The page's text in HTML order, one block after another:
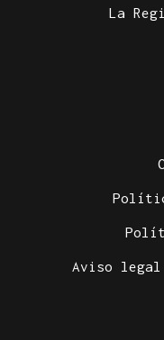
La
Aviso legal